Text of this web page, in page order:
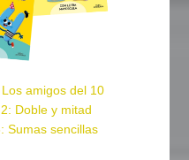
amigos del 10
Doble y mitad
Sumas sencillas